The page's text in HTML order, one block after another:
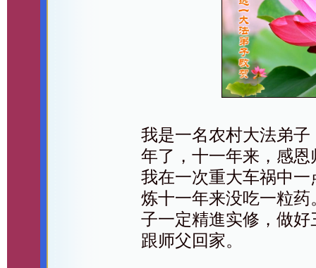
我是一名农村大法弟
年了，十一年来，感
我在一次重大车祸中
炼十一年来没吃一粒
子一定精進实修，做
跟师父回家。